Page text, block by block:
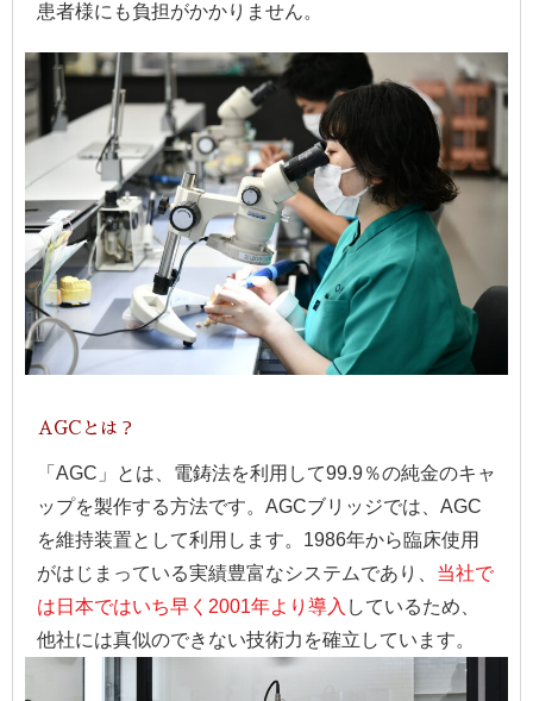
患者様にも負担がかかりません。
AGCとは？
「AGC」とは、電鋳法を利用して99.9％の純金のキャ
ップを製作する方法です。AGCブリッジでは、AGC
を維持装置として利用します。1986年から臨床使用
がはじまっている実績豊富なシステムであり、 当社で
は日本ではいち早く2001年より導入 しているため、
他社には真似のできない技術力を確立しています。